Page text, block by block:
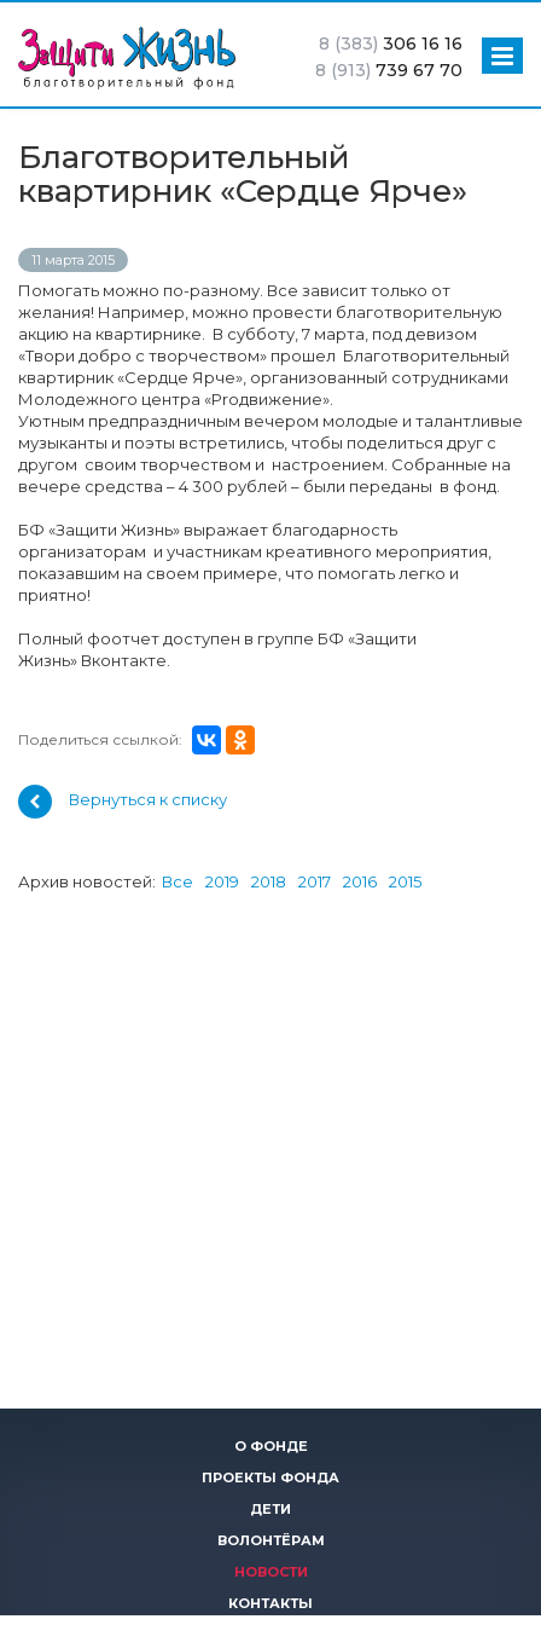
8 (383) 306 16 16
8 (913) 739 67 70
Благотворительный
квартирник «Сердце Ярче»
11 марта 2015
Помогать можно по-разному. Все зависит только от
желания! Например, можно провести благотворительную
акцию на квартирнике. В субботу, 7 марта, под девизом
«Твори добро с творчеством» прошел Благотворительный
квартирник «Сердце Ярче», организованный сотрудниками
Молодежного центра «Proдвижение».
Уютным предпраздничным вечером молодые и талантливые
музыканты и поэты встретились, чтобы поделиться друг с
другом своим творчеством и настроением. Собранные на
вечере средства – 4 300 рублей – были переданы в фонд.
БФ «Защити Жизнь» выражает благодарность
организаторам и участникам креативного мероприятия,
показавшим на своем примере, что помогать легко и
приятно!
Полный фоотчет доступен в группе БФ «Защити
Жизнь» Вконтакте.
Поделиться ссылкой:
Вернуться к списку
Архив новостей: Все 2019 2018 2017 2016 2015
О ФОНДЕ
ПРОЕКТЫ ФОНДА
ДЕТИ
ВОЛОНТЁРАМ
НОВОСТИ
КОНТАКТЫ